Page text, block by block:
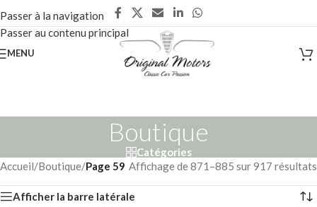
Passer à la navigation
Passer au contenu principal
MENU
Boutique
Catégories
Accueil/Boutique/Page 59 Affichage de 871–885 sur 917 résultats
Afficher la barre latérale